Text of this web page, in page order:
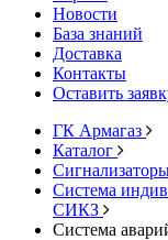
Новости
База знаний
Доставка
Контакты
Оставить
ГК Армагаз
Каталог
Система
СИКЗ
Система